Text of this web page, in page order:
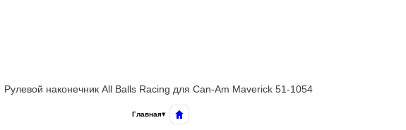
Рулевой наконечник All Balls Racing для Can-Am Maverick 51-1054
Главная▾